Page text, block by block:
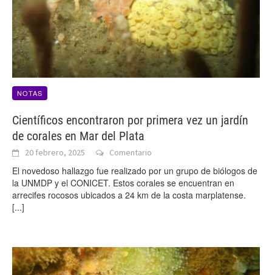
NOTAS
Científicos encontraron por primera vez un jardín
de corales en Mar del Plata
20 febrero, 2025 Comentario
El novedoso hallazgo fue realizado por un grupo de biólogos de
la UNMDP y el CONICET. Estos corales se encuentran en
arrecifes rocosos ubicados a 24 km de la costa marplatense.
[...]